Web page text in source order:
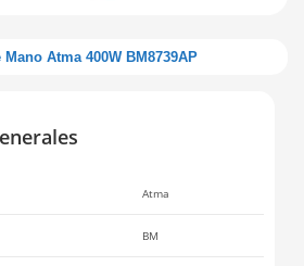
Mano Atma 400W BM8739AP
Atma
BM